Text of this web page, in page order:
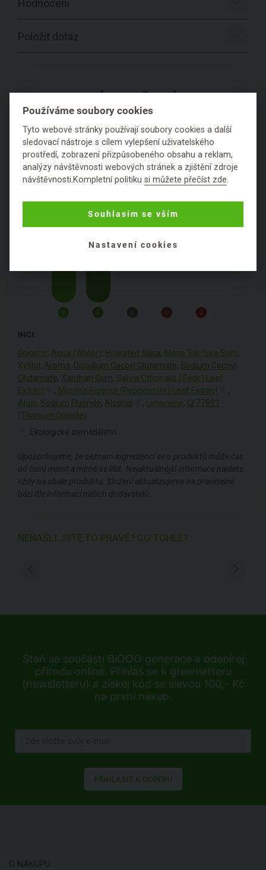
Hodnocení
Položit dotaz
PRODUKTU
Konzistence:hutná krémová
Obal: plastový
INCI:
Glycerin, Aqua (Water), Hydrated Silica, Maris Sal (Sea Salt),
Xylitol , Aroma, Disodium Cocoyl Glutamate, Sodium Cocoyl
Glutamate, Xanthan Gum, Salvia Officinalis (Sage) Leaf
Extract
, Mentha Piperita (Peppermint) Leaf Extract
,
Algin, Sodium Fluoride, Alcohol , Limonene, CI 77891
(Titanium Dioxide)
Ekologické zemědělství
Upozorňujeme, že seznam ingrediencí se u produktů může čas
od času měnit a mírně se lišit. Nejaktuálnější informace najdete
vždy na obale produktu. Složení aktualizujeme na pravidelné
bázi dle informací našich dodavatelů.
NENAŠLI JSTE TO PRAVÉ? CO TOHLE?
Staň se součástí BiOOO generace a odebírej
přírodu online. Přihlaš se k greenletteru
(newsletteru) a získej kód se slevou 100,- Kč
na první nákup.
PŘIHLÁSIT K ODBĚRU
O NÁKUPU
Používáme soubory cookies
Tyto webové stránky používají soubory cookies a další
sledovací nástroje s cílem vylepšení uživatelského
prostředí, zobrazení přizpůsobeného obsahu a reklam,
analýzy návštěvnosti webových stránek a zjištění zdroje
návštěvnosti.Kompletní politikusi můžete přečíst zde.
Souhlasím se vším
Nastavení cookies